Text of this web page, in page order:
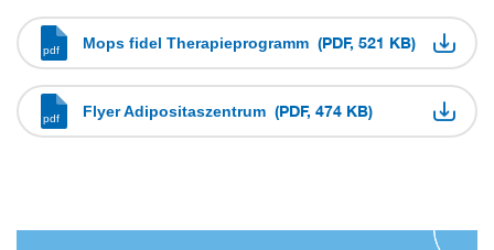
Mops fidel Therapieprogramm (PDF, 521 KB)
Flyer Adipositaszentrum (PDF, 474 KB)